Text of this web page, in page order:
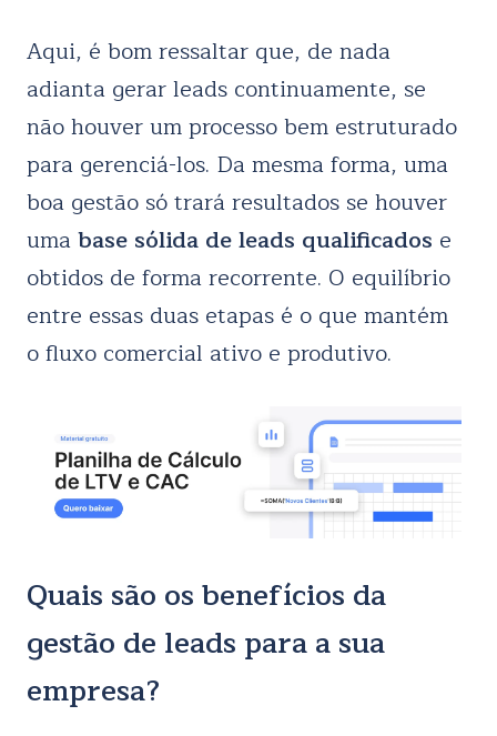
Aqui, é bom ressaltar que, de nada
adianta gerar leads continuamente, se
não houver um processo bem estruturado
para gerenciá-los. Da mesma forma, uma
boa gestão só trará resultados se houver
umabase sólida de leads qualificados e
obtidos de forma recorrente. O equilíbrio
entre essas duas etapas é o que mantém
o fluxo comercial ativo e produtivo.
Quais são os benefícios da
gestão de leads para a sua
empresa?